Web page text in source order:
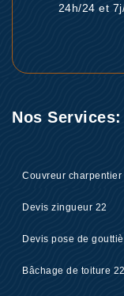
24h/24 et
Nos Services:
Couvreur charpentier
Devis zingueur 22
Devis pose de
Bâchage de toiture 22